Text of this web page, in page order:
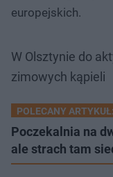
europejskich.
W Olsztynie do
zimowych kąpieli
POLECANY ARTYKUŁ:
Poczekalnia na
ale strach tam